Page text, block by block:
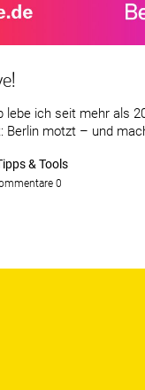
lebe ich seit mehr als
Berlin motzt – und
& Tools
0